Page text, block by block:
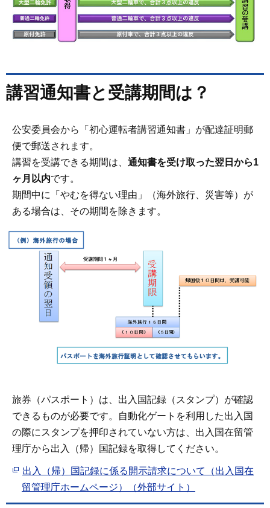
講習通知書と受講期間は？
公安委員会から「初心運転者講習通知書」が配達証明郵
便で郵送されます。
講習を受講できる期間は、 通知書を受け取った翌日から1
ヶ月以内です。
期間中に「やむを得ない理由」（海外旅行、災害等）が
ある場合は、その期間を除きます。
旅券（パスポート）は、出入国記録（スタンプ）が確認
できるものが必要です。自動化ゲートを利用した出入国
の際にスタンプを押印されていない方は、出入国在留管
理庁から出入（帰）国記録を取得してください。
出入（帰）国記録に係る開示請求について（出入国在
留管理庁ホームページ）（外部サイト）